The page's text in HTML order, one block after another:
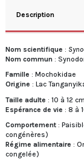
Description
Nom scientifique :
Nom commun :
Famille : Mochokidae
Origine : Lac
Taille adulte : 10 à 12 cm
Espérance de vie : 8 à
Comportement :
congénères)
Régime alimentaire :
congelée)